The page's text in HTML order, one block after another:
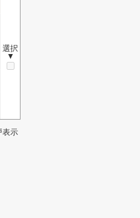
選択
▼
表示